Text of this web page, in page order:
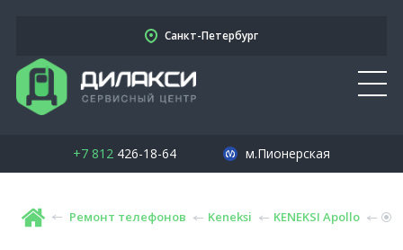
Санкт-Петербург
+7 812426-18-64 м.Пионерская
Ремонт телефонов Keneksi KENEKSI Apollo